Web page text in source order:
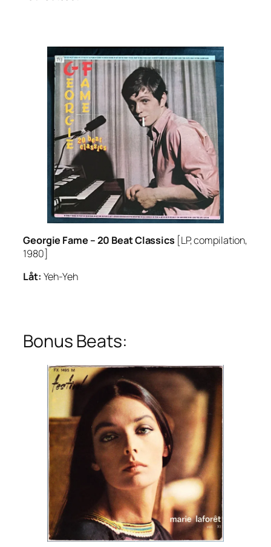
Georgie Fame –20 Beat Classics [LP, compilation,
1980]
Låt: Yeh-Yeh
Bonus Beats: